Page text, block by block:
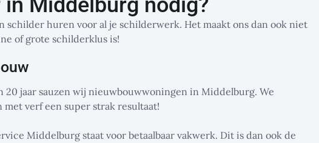
schilder huren voor al je schilderwerk. Het maakt ons dan ook niet
of grote schilderklus is!
20 jaar sauzen wij nieuwbouwwoningen in Middelburg. We
met verf een super strak resultaat!
Middelburg staat voor betaalbaar vakwerk. Dit is dan ook de